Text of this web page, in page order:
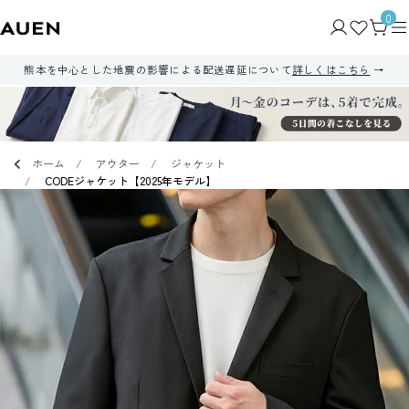
0
熊本を中心とした地震の影響による配送遅延について詳しくはこちら
ホーム アウター
ジャケット
CODEジャケット【2025年モデル】